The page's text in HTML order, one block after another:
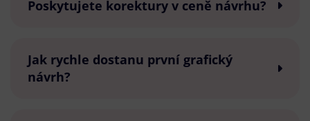
Poskytujete korektury v ceně návrhu?
Jak rychle dostanu první grafický
návrh?